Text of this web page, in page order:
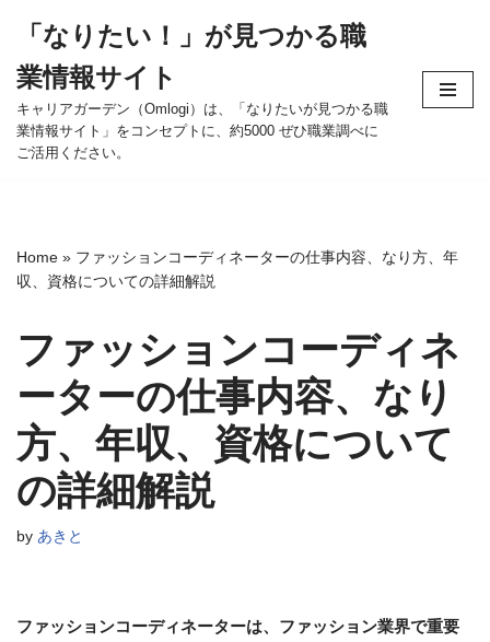
ン
テ
ン
ツ
ッ
プ
「なりたい！」が見つかる職
業情報サイト
キャリアガーデン（Omlogi）は、「なりたいが見つかる職
業情報サイト」をコンセプトに、約5000 ぜひ職業調べに
ご活用ください。
Home » ファッションコーディネーターの仕事内容、なり方、年
収、資格についての詳細解説
ファッションコーディネ
ーターの仕事内容、なり
方、年収、資格について
の詳細解説
by あきと
ファッションコーディネーターは、ファッション業界で重要